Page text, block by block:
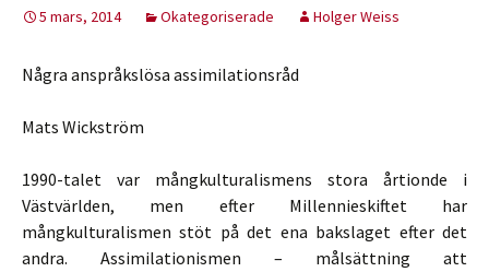
5 mars, 2014 Okategoriserade Holger Weiss
Några anspråkslösa assimilationsråd
Mats Wickström
1990-talet var mångkulturalismens stora årtionde i
Västvärlden, men efter Millennieskiftet har
mångkulturalismen stöt på det ena bakslaget efter det
andra. Assimilationismen – målsättning att